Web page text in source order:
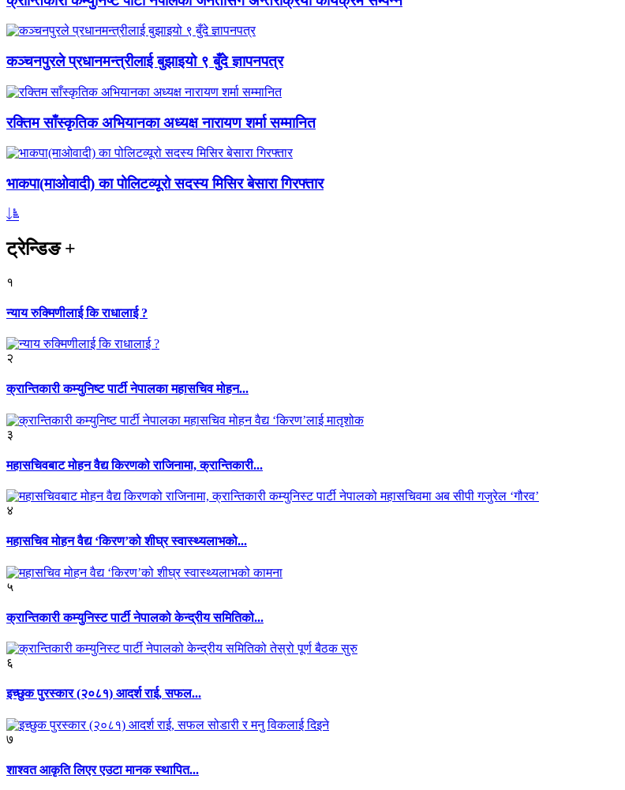
कञ्चनपुरले प्रधानमन्त्रीलाई बुझाइयो ९ बुँदे ज्ञापनपत्र
रक्तिम साँस्कृतिक अभियानका अध्यक्ष नारायण शर्मा सम्मानित
भाकपा(माओवादी) का पोलिटव्यूरो सदस्य मिसिर बेसारा गिरफ्तार
ट्रेन्डिङ+
१
न्याय रुक्मिणीलाई कि राधालाई ?
२
क्रान्तिकारी कम्युनिष्ट पार्टी नेपालका महासचिव मोहन...
३
महासचिवबाट मोहन वैद्य किरणको राजिनामा, क्रान्तिकारी...
४
महासचिव मोहन वैद्य ‘किरण’को शीघ्र स्वास्थ्यलाभको...
५
क्रान्तिकारी कम्युनिस्ट पार्टी नेपालको केन्द्रीय समितिको...
६
इच्छुक पुरस्कार (२०८१) आदर्श राई, सफल...
७
शाश्वत आकृति लिएर एउटा मानक स्थापित...